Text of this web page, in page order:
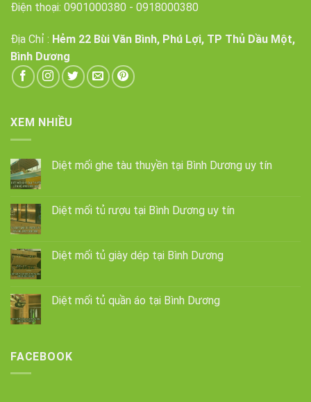
Điện thoại: 0901000380 - 0918000380
Địa Chỉ : Hẻm 22 Bùi Văn Bình, Phú Lợi, TP Thủ Dầu Một,
Bình Dương
XEM NHIỀU
Diệt mối ghe tàu thuyền tại Bình Dương uy tín
Diệt mối tủ rượu tại Bình Dương uy tín
Diệt mối tủ giày dép tại Bình Dương
Diệt mối tủ quần áo tại Bình Dương
FACEBOOK